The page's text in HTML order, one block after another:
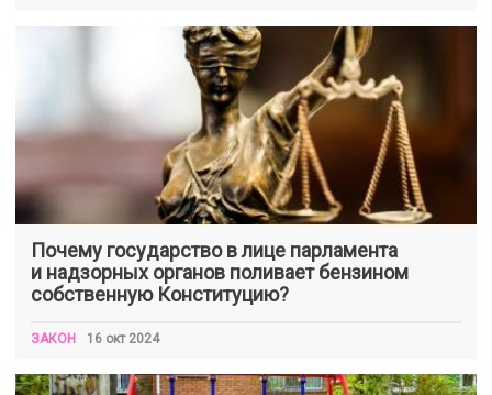
Почему государство в лице парламента
и надзорных органов поливает бензином
собственную Конституцию?
ЗАКОН 16 окт 2024